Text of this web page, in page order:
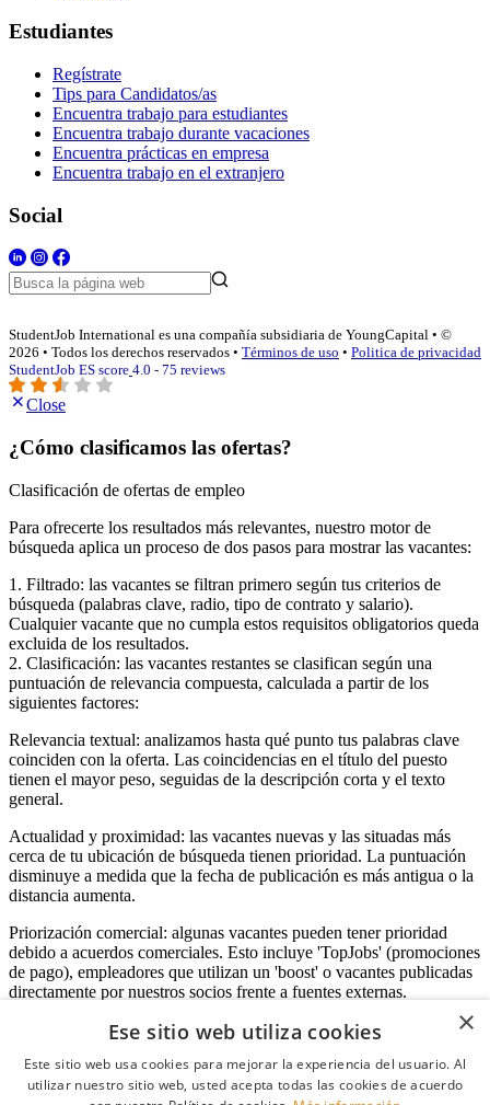
Estudiantes
Regístrate
Tips para Candidatos/as
Encuentra trabajo para estudiantes
Encuentra trabajo durante vacaciones
Encuentra prácticas en empresa
Encuentra trabajo en el extranjero
Social
StudentJob International es una compañía subsidiaria de YoungCapital • ©
2026 • Todos los derechos reservados • Términos de uso • Politica de privacidad
StudentJob ES score 4.0 - 75 reviews
Close
¿Cómo clasificamos las ofertas?
Clasificación de ofertas de empleo
Para ofrecerte los resultados más relevantes, nuestro motor de
búsqueda aplica un proceso de dos pasos para mostrar las vacantes:
1. Filtrado: las vacantes se filtran primero según tus criterios de
búsqueda (palabras clave, radio, tipo de contrato y salario).
Cualquier vacante que no cumpla estos requisitos obligatorios queda
excluida de los resultados.
2. Clasificación: las vacantes restantes se clasifican según una
puntuación de relevancia compuesta, calculada a partir de los
siguientes factores:
Relevancia textual: analizamos hasta qué punto tus palabras clave
coinciden con la oferta. Las coincidencias en el título del puesto
tienen el mayor peso, seguidas de la descripción corta y el texto
general.
Actualidad y proximidad: las vacantes nuevas y las situadas más
cerca de tu ubicación de búsqueda tienen prioridad. La puntuación
disminuye a medida que la fecha de publicación es más antigua o la
distancia aumenta.
Priorización comercial: algunas vacantes pueden tener prioridad
debido a acuerdos comerciales. Esto incluye 'TopJobs' (promociones
de pago), empleadores que utilizan un 'boost' o vacantes publicadas
directamente por nuestros socios frente a fuentes externas.
Acceso empresas
×
Ese sitio web utiliza cookies
Este sitio web usa cookies para mejorar la experiencia del usuario. Al
utilizar nuestro sitio web, usted acepta todas las cookies de acuerdo